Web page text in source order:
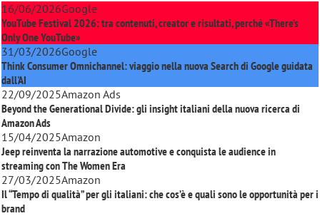
16/06/2026Google
YouTube Festival 2026: tra contenuti, creator e risultati, perché «There’s
Only One YouTube»
31/03/2026Google
Think Consumer Omnichannel: viaggio nella nuova Search di Google guidata
dall'AI
22/09/2025Amazon Ads
Beyond the Generational Divide: gli insight italiani della nuova ricerca di
Amazon Ads
15/04/2025Amazon
Jeep reinventa la narrazione automotive e conquista le audience in
streaming conThe Women Era
27/03/2025Amazon
Il “Tempo di qualità” per gli italiani: che cos’è e quali sono le opportunità per i
brand